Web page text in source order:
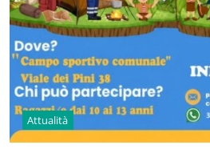
Attualità